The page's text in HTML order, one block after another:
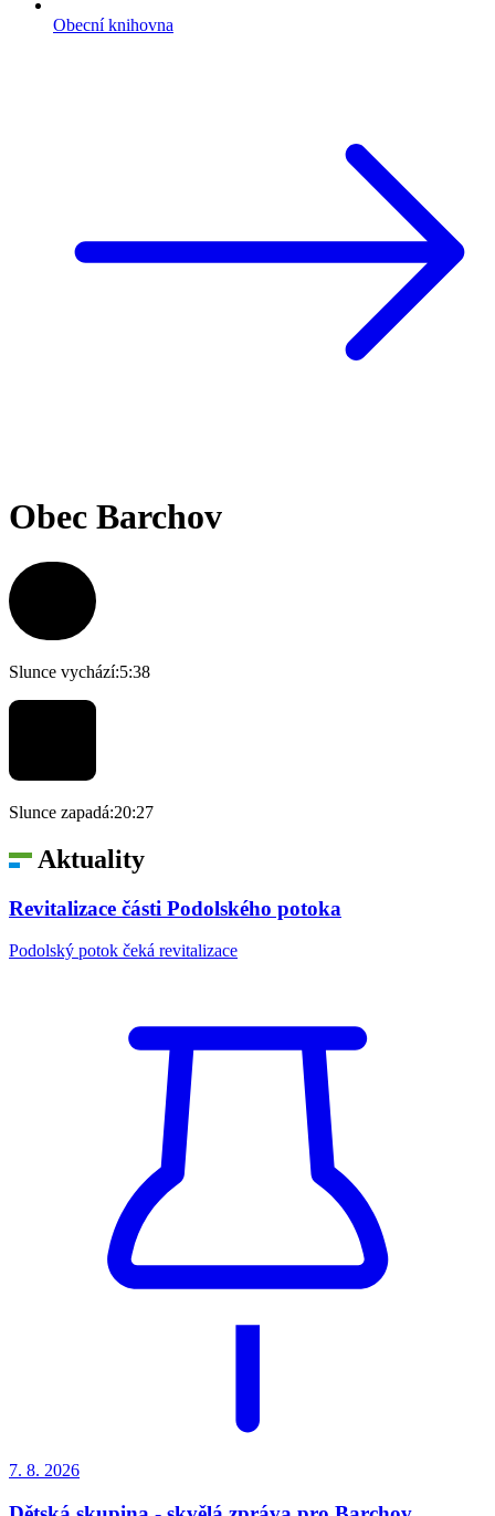
Obecní knihovna
Obec Barchov
Slunce vychází:5:38
Slunce zapadá:20:27
Aktuality
Revitalizace části Podolského potoka
Podolský potok čeká revitalizace
7. 8. 2026